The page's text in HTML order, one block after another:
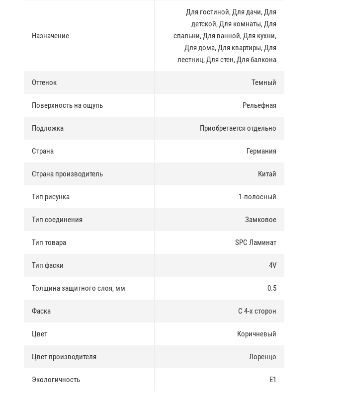
Назначение
Для гостиной, Для дачи, Для
детской, Для комнаты, Для
спальни, Для ванной, Для кухни,
Для дома, Для квартиры, Для
лестниц, Для стен, Для балкона
Оттенок Темный
Поверхность на ощупь Рельефная
Подложка Приобретается отдельно
Страна Германия
Страна производитель Китай
Тип рисунка 1-полосный
Тип соединения Замковое
Тип товара SPC Ламинат
Тип фаски 4V
Толщина защитного слоя, мм 0.5
Фаска С 4-х сторон
Цвет Коричневый
Цвет производителя Лоренцо
Экологичность E1